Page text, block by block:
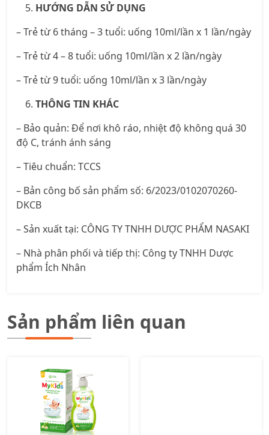
HƯỚNG DẪN SỬ DỤNG
– Trẻ từ 6 tháng – 3 tuổi: uống 10ml/lần x 1 lần/ngày
– Trẻ từ 4 – 8 tuổi: uống 10ml/lần x 2 lần/ngày
– Trẻ từ 9 tuổi: uống 10ml/lần x 3 lần/ngày
THÔNG TIN KHÁC
– Bảo quản: Để nơi khô ráo, nhiệt độ không quá 30
độ C, tránh ánh sáng
– Tiêu chuẩn: TCCS
– Bản công bố sản phẩm số: 6/2023/0102070260-
DKCB
– Sản xuất tại: CÔNG TY TNHH DƯỢC PHẨM NASAKI
– Nhà phân phối và tiếp thị: Công ty TNHH Dược
phẩm Ích Nhân
Sản phẩm liên quan